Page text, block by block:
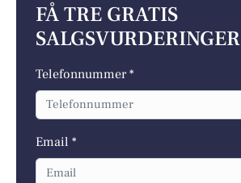
FÅ TRE GRATIS
SALGSVURDERINGER
Telefonnummer *
Email *